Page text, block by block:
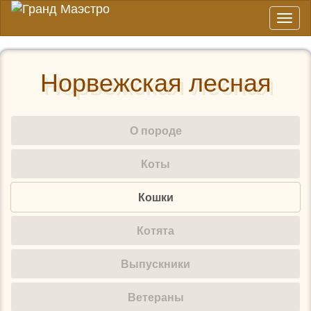
Норвежская лесная
О породе
Коты
Кошки
Котята
Выпускники
Ветераны